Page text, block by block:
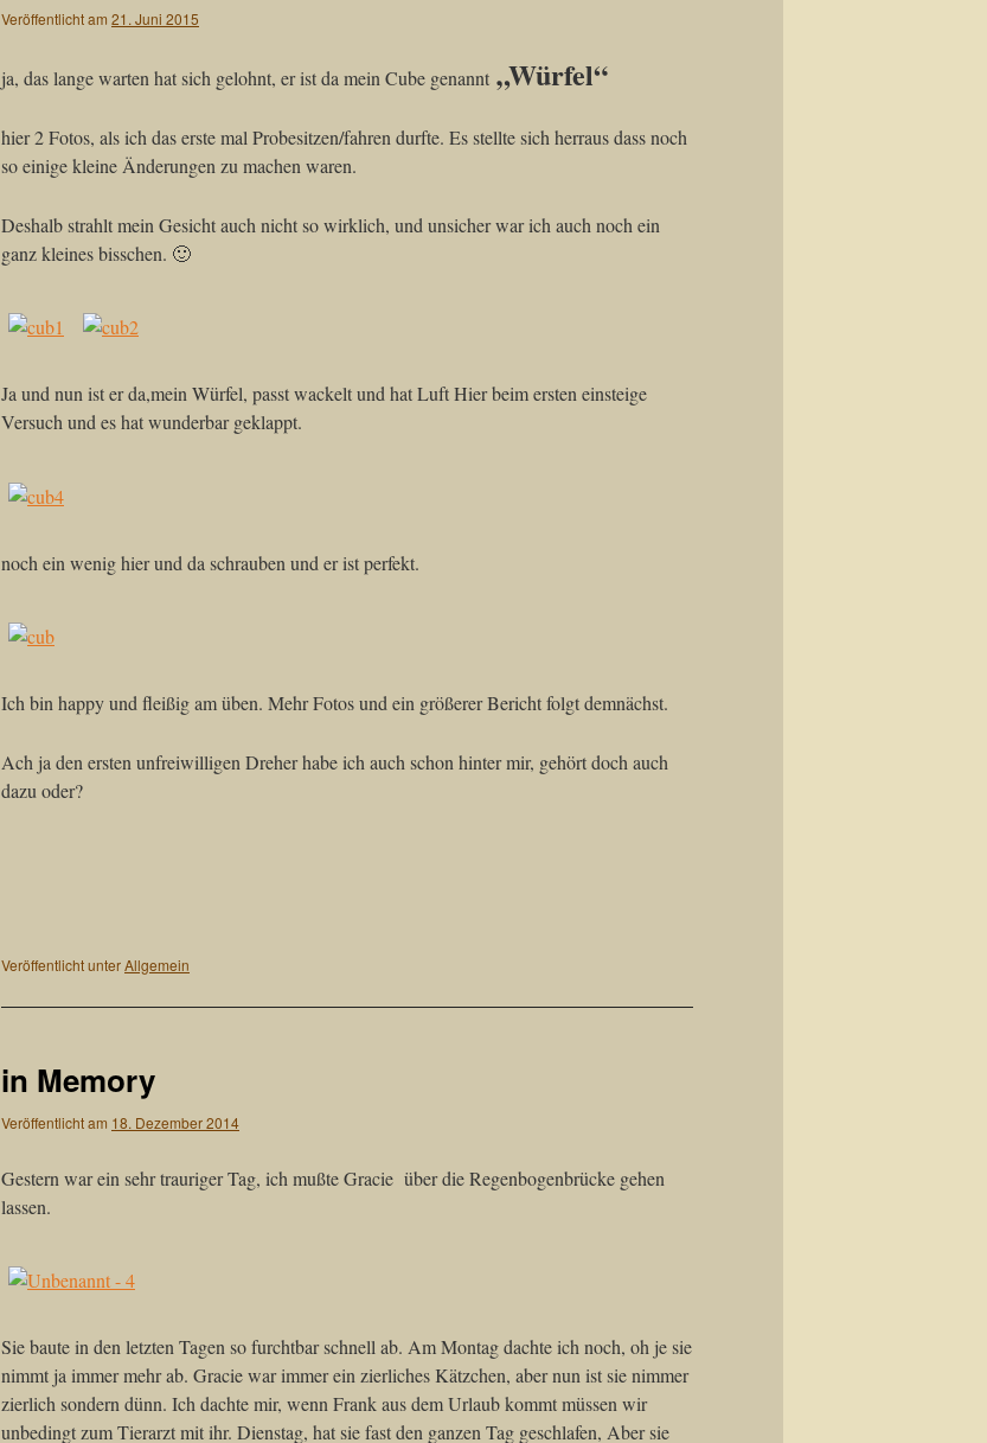
Veröffentlicht am 21. Juni 2015
ja, das lange warten hat sich gelohnt, er ist da mein Cube genannt „Würfel“
hier 2 Fotos, als ich das erste mal Probesitzen/fahren durfte. Es stellte sich herraus dass noch
so einige kleine Änderungen zu machen waren.
Deshalb strahlt mein Gesicht auch nicht so wirklich, und unsicher war ich auch noch ein
ganz kleines bisschen. 🙂
Ja und nun ist er da,mein Würfel, passt wackelt und hat Luft Hier beim ersten einsteige
Versuch und es hat wunderbar geklappt.
noch ein wenig hier und da schrauben und er ist perfekt.
Ich bin happy und fleißig am üben. Mehr Fotos und ein größerer Bericht folgt demnächst.
Ach ja den ersten unfreiwilligen Dreher habe ich auch schon hinter mir, gehört doch auch
dazu oder?
Veröffentlicht unterAllgemein
in Memory
Veröffentlicht am 18. Dezember 2014
Gestern war ein sehr trauriger Tag, ich mußte Gracie über die Regenbogenbrücke gehen
lassen.
Sie baute in den letzten Tagen so furchtbar schnell ab. Am Montag dachte ich noch, oh je sie
nimmt ja immer mehr ab. Gracie war immer ein zierliches Kätzchen, aber nun ist sie nimmer
zierlich sondern dünn. Ich dachte mir, wenn Frank aus dem Urlaub kommt müssen wir
unbedingt zum Tierarzt mit ihr. Dienstag, hat sie fast den ganzen Tag geschlafen, Aber sie